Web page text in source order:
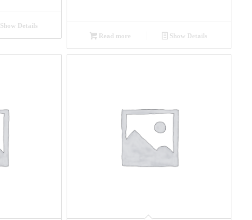
Show Details
Read more Show Details